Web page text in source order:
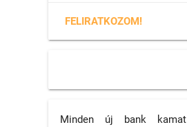
FELIRATKOZOM!
Minden új bank kamat